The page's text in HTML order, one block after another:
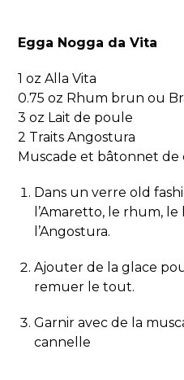
Egga Nogga da Vita
1 oz Alla Vita
0.75 oz Rhum brun ou
3 oz Lait de poule
2 Traits Angostura
Muscade et bâtonnet de
Dans un verre old
l’Amaretto, le rhum,
l’Angostura.
Ajouter de la glace
remuer le tout.
Garnir avec de la
cannelle